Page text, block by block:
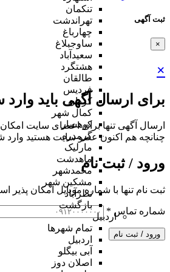
ثبت آگهی
×
×
برای ارسال آگهی باید
ارسال آگهی تنها برای اعضای سایت
چنانچه هم‌ اکنون عضو سایت هستید وارد
ورود / ثبت نام
ثبت نام تنها با شماره موبایل امکان پذیر
شماره تماس *
ورود / ثبت نام
تنکمان
تهراندشت
چهارباغ
ساوجبلاغ
سعیدآباد
هشتگرد
طالقان
فردیس
کردان
کمال شهر
کوهسار
گرمدره
مارلیک
ماهدشت
محمدشهر
مشکین شهر
نظرآباد
بازگشت
اردبیل
تمام شهر‌ها
اردبیل
آبی بیگلو
اصلان دوز